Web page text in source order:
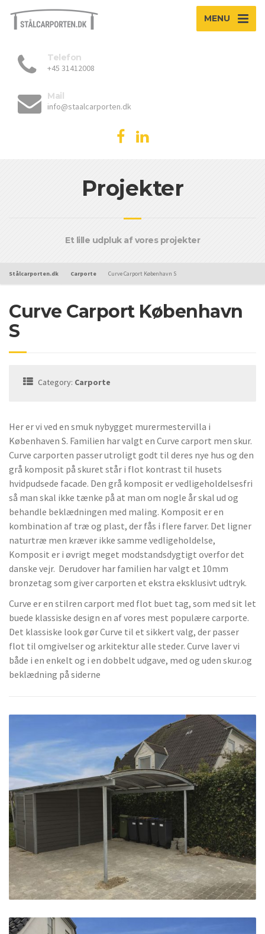
MENU
Telefon
+45 31412008
Mail
info@staalcarporten.dk
Projekter
Et lille udpluk af vores projekter
Stålcarporten.dk Carporte Curve Carport København S
Curve Carport København
S
Category: Carporte
Her er vi ved en smuk nybygget murermestervilla i
Københaven S. Familien har valgt en Curve carport men skur.
Curve carporten passer utroligt godt til deres nye hus og den
grå komposit på skuret står i flot kontrast til husets
hvidpudsede facade. Den grå komposit er vedligeholdelsesfri
så man skal ikke tænke på at man om nogle år skal ud og
behandle beklædningen med maling. Komposit er en
kombination af træ og plast, der fås i flere farver. Det ligner
naturtræ men kræver ikke samme vedligeholdelse,
Komposit er i øvrigt meget modstandsdygtigt overfor det
danske vejr. Derudover har familien har valgt et 10mm
bronzetag som giver carporten et ekstra eksklusivt udtryk.
Curve er en stilren carport med flot buet tag, som med sit let
buede klassiske design en af vores mest populære carporte.
Det klassiske look gør Curve til et sikkert valg, der passer
flot til omgivelser og arkitektur alle steder. Curve laver vi
både i en enkelt og i en dobbelt udgave, med og uden skur.og
beklædning på siderne